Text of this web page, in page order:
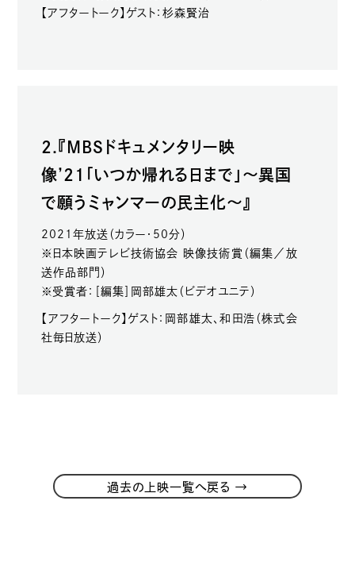
【アフタートーク】ゲスト：杉森賢治
2.『MBSドキュメンタリー映
像’21「いつか帰れる日まで」～異国
で願うミャンマーの民主化～』
2021年放送（カラー・50分）
※日本映画テレビ技術協会 映像技術賞（編集／放
送作品部門）
※受賞者：［編集］岡部雄太（ビデオユニテ）
【アフタートーク】ゲスト：岡部雄太、和田浩（株式会
社毎日放送）
過去の上映一覧へ戻る →